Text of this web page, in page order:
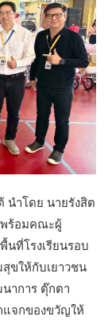
นำโดย นายรังสิต
พร้อมคณะผู้
นที่โรงเรียนรอบ
ขให้กับเยาวชน
าการ ตุ๊กตา
แจกของขวัญให้